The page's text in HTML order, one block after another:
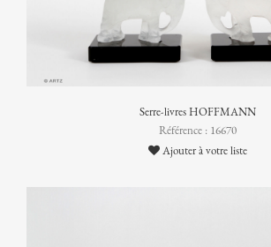
Serre-livres HOFFMANN
Référence : 16670
Ajouter à votre liste